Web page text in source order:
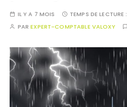
IL Y A 7 MOIS TEMPS DE LECTURE :
PAREXPERT-COMPTABLE VALOXY